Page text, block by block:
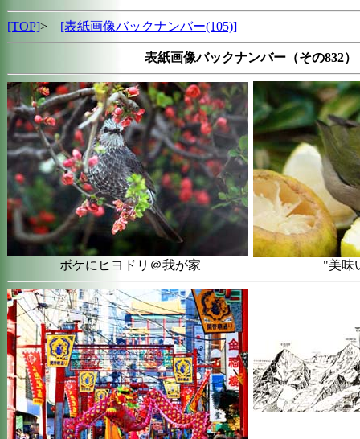
[TOP]> [表紙画像バックナンバー(105)]
表紙画像バックナンバー（その832）
ボケにヒヨドリ＠我が家 "美味